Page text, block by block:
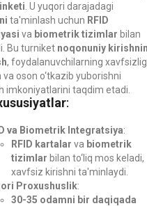
. U yuqori darajadagi
ta'minlash uchun RFID
va biometrik tizimlar bilan
Bu turniket noqonuniy
, foydalanuvchilarning
oson o‘tkazib yuborishni
imkoniyatlarini taqdim etadi.
:
va Biometrik Integratsiya:
RFID kartalar va biometrik
tizimlar bilan to‘liq mos keladi,
xavfsiz kirishni ta'minlaydi.
Proxushuslik:
30-35 odamni bir daqiqada